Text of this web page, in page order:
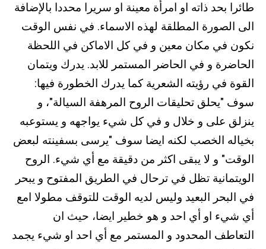
طائرا بحد ذاته او امرأة معينة او سريرا محددا بالإضافة
الى الصورة المطلقة لهذه الاسماء. في نفس الوقت
نكون في مكان معين و في كل الاماكن في اللحظة
الحاضرة و في الحاضر المستمر للابد. يدرك ويتمان
القوة في رؤيته الشعرية كما يدرك الخطورة فيها:
سوف "يحلق تحليقات الروح المرهفة السيالة"، و
ينزلق على و خلال و في كل شيء يواجهه و يستوعبه
بخياله الخصب لكنه ايضا سوف "يرسى بسفينته لبعض
الوقت" و لا يبقى اكثر من دقيقة مع أي شيء. الروح
الويتمانية تظل في ترحال في الطريق المفتوح و يبحر
في البحر البعيد وليس لديه الوقت للتوقف مطولا امع
أي شيء او أي احد و هو خطير ايضا، حيث ان
التعاطف المحدود و المستمر مع أي احد او شيء يجمد